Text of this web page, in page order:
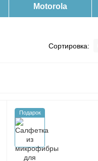
Motorola
Сортировка:
Подарок